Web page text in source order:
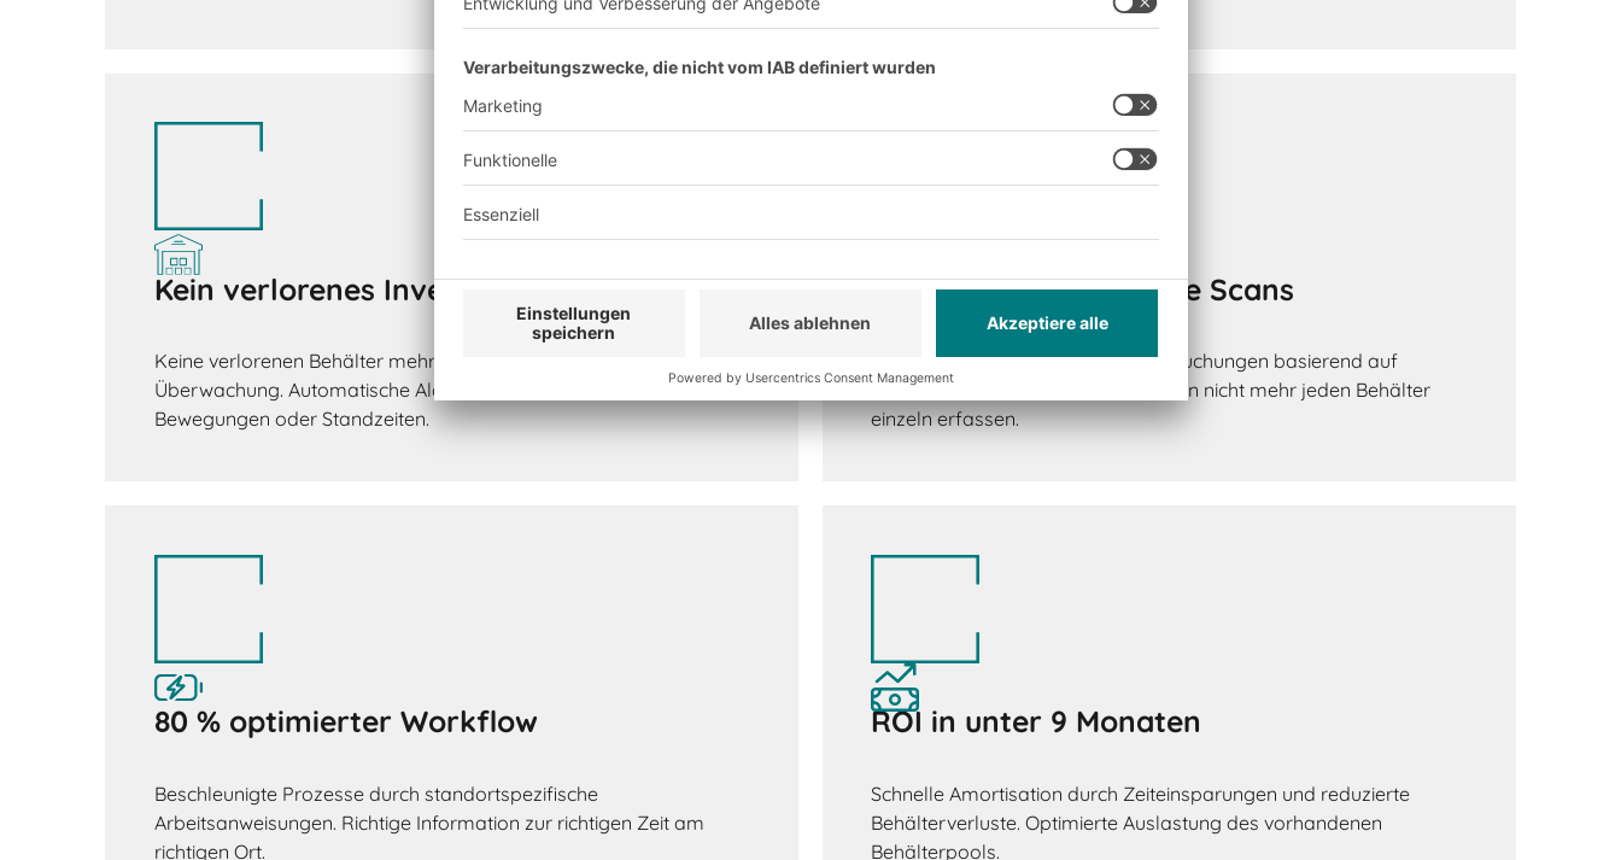
Kein verlorenes Inventar mehr
Keine verlorenen Behälter mehr durch kontinuierliche
Überwachung. Automatische Alarme bei unerwarteten
Bewegungen oder Standzeiten.
50 % weniger manuelle Scans
Automatisierte Ein- und Ausgangsbuchungen basierend auf
Standortwechsel. Mitarbeiter müssen nicht mehr jeden Behälter
einzeln erfassen.
80 % optimierter Workflow
Beschleunigte Prozesse durch standortspezifische
Arbeitsanweisungen. Richtige Information zur richtigen Zeit am
richtigen Ort.
ROI in unter 9 Monaten
Schnelle Amortisation durch Zeiteinsparungen und reduzierte
Behälterverluste. Optimierte Auslastung des vorhandenen
Behälterpools.